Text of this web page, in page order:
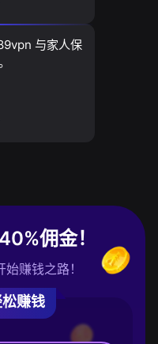
与家人保
佣金！
赚钱之路！
赚钱